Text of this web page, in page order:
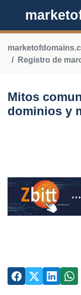
Registro de
Mitos
dominios y